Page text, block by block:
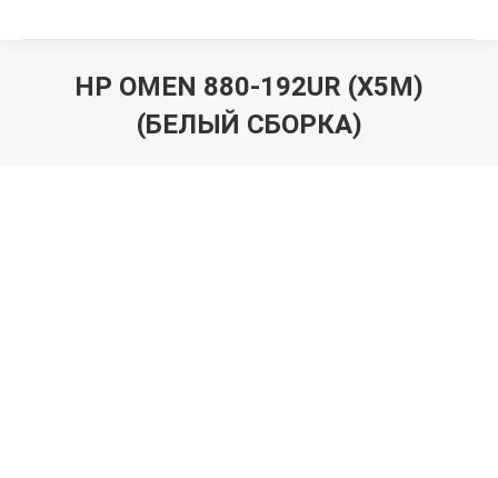
HP OMEN 880-192UR (X5M)
(БЕЛЫЙ СБОРКА)